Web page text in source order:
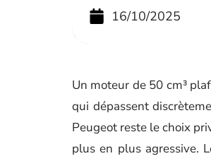
16/10/2025
Un moteur de 50 cm³
qui dépassent
Peugeot reste le choix
plus en plus agressive.